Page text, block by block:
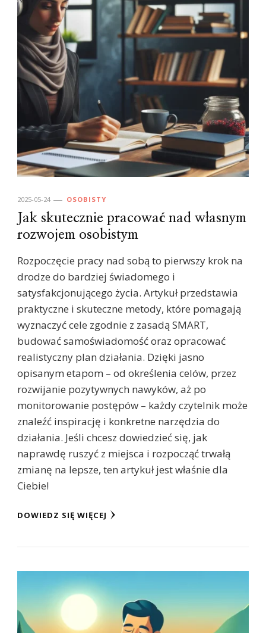
2025-05-24 OSOBISTY
Jak skutecznie pracować nad własnym
rozwojem osobistym
Rozpoczęcie pracy nad sobą to pierwszy krok na
drodze do bardziej świadomego i
satysfakcjonującego życia. Artykuł przedstawia
praktyczne i skuteczne metody, które pomagają
wyznaczyć cele zgodnie z zasadą SMART,
budować samoświadomość oraz opracować
realistyczny plan działania. Dzięki jasno
opisanym etapom – od określenia celów, przez
rozwijanie pozytywnych nawyków, aż po
monitorowanie postępów – każdy czytelnik może
znaleźć inspirację i konkretne narzędzia do
działania. Jeśli chcesz dowiedzieć się, jak
naprawdę ruszyć z miejsca i rozpocząć trwałą
zmianę na lepsze, ten artykuł jest właśnie dla
Ciebie!
DOWIEDZ SIĘ WIĘCEJ